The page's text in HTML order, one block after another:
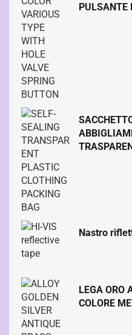
PULSANTE
Nastro
LEGA ORO
COLORE